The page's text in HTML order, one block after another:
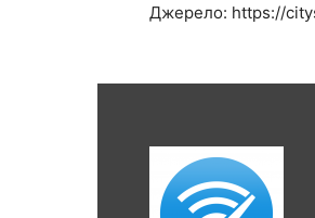
Джерело: https://